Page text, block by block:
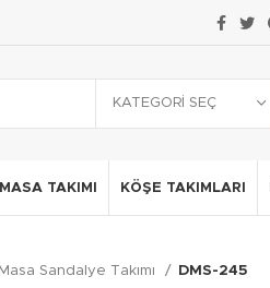
KATEGORI SEÇ
TAKIMI KÖŞE TAKIMLARI
Sandalye Takımı DMS-245